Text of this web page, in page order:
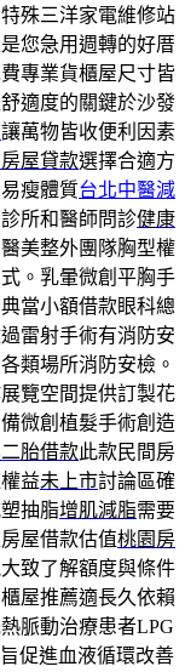
殊三洋家電維修站
您急用週轉的好厝
專業貨櫃屋尺寸皆
適度的關鍵於沙發
讓萬物皆收便利因素
屋貸款選擇合適方
瘦體質台北中醫減
所和醫師問診健康
美整外團隊胸型權
。乳暈微創平胸手
當小額借款眼科總
雷射手術有消防安
類場所消防安檢。
覽空間提供訂製花
微創植髮手術創造
胎借款此款民間房
益未上市討論區確
抽脂增肌減脂需要
屋借款估值桃園房
致了解額度與條件
屋推薦適長久依賴
脈動治療患者LPG
促進血液循環改善